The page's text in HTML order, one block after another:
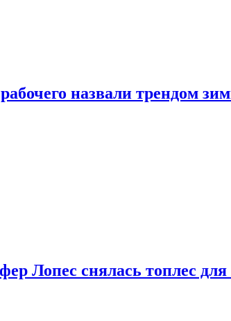
назвали трендом
Лопес снялась топлес